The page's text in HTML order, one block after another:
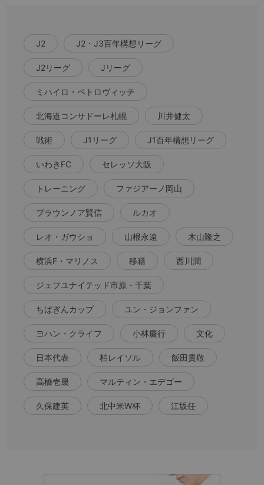
J2 J2・J3百年構想リーグ
J2リーグ Jリーグ
ミハイロ・ペトロヴィッチ
北海道コンサドーレ札幌 川井健太
戦術 J1リーグ J1百年構想リーグ
いわきFC セレッソ大阪
トレーニング ファジアーノ岡山
ブラウンノア賢信 ルカオ
レオ・ガウショ 山根永遠 木山隆之
横浜F・マリノス 移籍 西川潤
ジェフユナイテッド市原・千葉
ちばぎんカップ ユン・ジョンファン
ヨハン・クライフ 小林慶行 文化
日本代表 柏レイソル 飯田貴敬
高橋壱晟 マルティン・エデゴー
久保建英 北中米W杯 江坂任